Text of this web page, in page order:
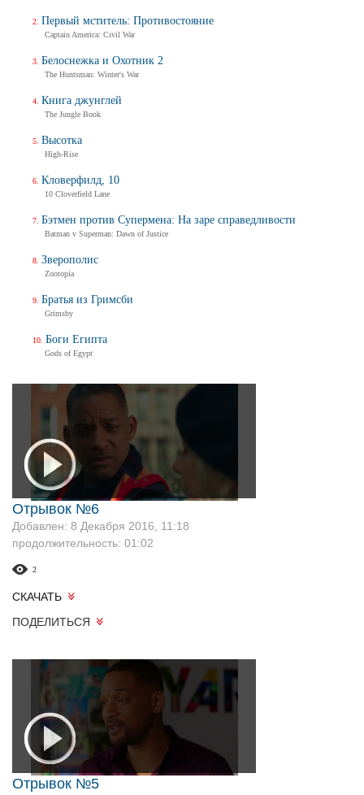
Отрывок №6
Добавлен: 8 Декабря 2016, 11:18
продолжительность: 01:02
2
СКАЧАТЬ
ПОДЕЛИТЬСЯ
Отрывок №5
Первый мститель: Противостояние
Captain America: Civil War
Белоснежка и Охотник 2
The Huntsman: Winter's War
Книга джунглей
The Jungle Book
Высотка
High-Rise
Кловерфилд, 10
10 Cloverfield Lane
Бэтмен против Супермена: На заре справедливости
Batman v Superman: Dawn of Justice
Зверополис
Zootopia
Братья из Гримсби
Grimsby
Боги Египта
Gods of Egypt